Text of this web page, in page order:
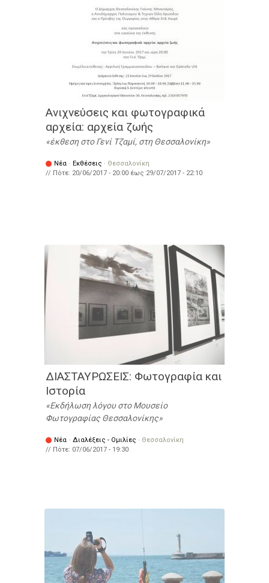
Ανιχνεύσεις και φωτογραφικά
αρχεία: αρχεία ζωής
έκθεση στο Γενί Τζαμί, στη Θεσσαλονίκη
Νέα · Εκθέσεις · Θεσσαλονίκη
// Πότε: 20/06/2017 - 20:00 έως 29/07/2017 - 22:10
ΔΙΑΣΤΑΥΡΩΣΕΙΣ: Φωτογραφία και
Ιστορία
Εκδήλωση λόγου στο Μουσείο
Φωτογραφίας Θεσσαλονίκης
Νέα · Διαλέξεις - Ομιλίες · Θεσσαλονίκη
// Πότε: 07/06/2017 - 19:30